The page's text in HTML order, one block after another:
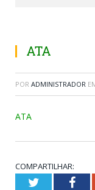
ATA
POR ADMINISTRADOR
ATA
COMPARTILHAR:
Twitter